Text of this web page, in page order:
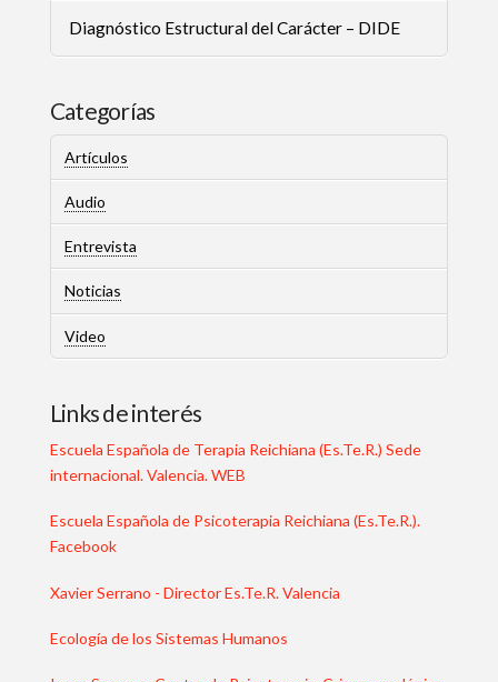
Diagnóstico Estructural del Carácter – DIDE
Categorías
Artículos
Audio
Entrevista
Noticias
Video
Links de interés
Escuela Española de Terapia Reichiana (Es.Te.R.) Sede
internacional. Valencia. WEB
Escuela Española de Psicoterapia Reichiana (Es.Te.R.).
Facebook
Xavier Serrano - Director Es.Te.R. Valencia
Ecología de los Sistemas Humanos